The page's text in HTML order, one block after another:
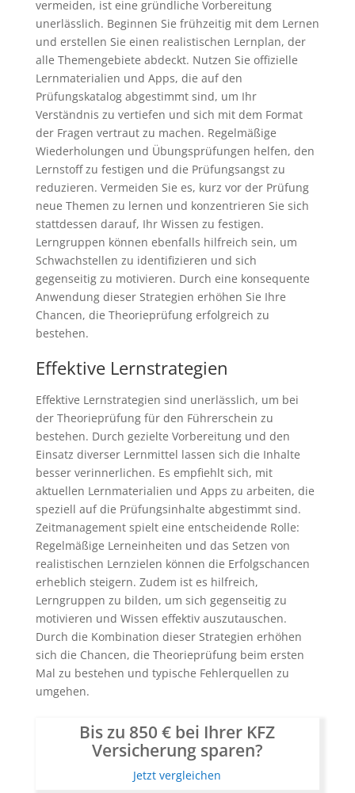
vermeiden, ist eine gründliche Vorbereitung
unerlässlich. Beginnen Sie frühzeitig mit dem Lernen
und erstellen Sie einen realistischen Lernplan, der
alle Themengebiete abdeckt. Nutzen Sie offizielle
Lernmaterialien und Apps, die auf den
Prüfungskatalog abgestimmt sind, um Ihr
Verständnis zu vertiefen und sich mit dem Format
der Fragen vertraut zu machen. Regelmäßige
Wiederholungen und Übungsprüfungen helfen, den
Lernstoff zu festigen und die Prüfungsangst zu
reduzieren. Vermeiden Sie es, kurz vor der Prüfung
neue Themen zu lernen und konzentrieren Sie sich
stattdessen darauf, Ihr Wissen zu festigen.
Lerngruppen können ebenfalls hilfreich sein, um
Schwachstellen zu identifizieren und sich
gegenseitig zu motivieren. Durch eine konsequente
Anwendung dieser Strategien erhöhen Sie Ihre
Chancen, die Theorieprüfung erfolgreich zu
bestehen.
Effektive Lernstrategien
Effektive Lernstrategien sind unerlässlich, um bei
der Theorieprüfung für den Führerschein zu
bestehen. Durch gezielte Vorbereitung und den
Einsatz diverser Lernmittel lassen sich die Inhalte
besser verinnerlichen. Es empfiehlt sich, mit
aktuellen Lernmaterialien und Apps zu arbeiten, die
speziell auf die Prüfungsinhalte abgestimmt sind.
Zeitmanagement spielt eine entscheidende Rolle:
Regelmäßige Lerneinheiten und das Setzen von
realistischen Lernzielen können die Erfolgschancen
erheblich steigern. Zudem ist es hilfreich,
Lerngruppen zu bilden, um sich gegenseitig zu
motivieren und Wissen effektiv auszutauschen.
Durch die Kombination dieser Strategien erhöhen
sich die Chancen, die Theorieprüfung beim ersten
Mal zu bestehen und typische Fehlerquellen zu
umgehen.
Bis zu 850 € bei Ihrer KFZ
Versicherung sparen?
Jetzt vergleichen